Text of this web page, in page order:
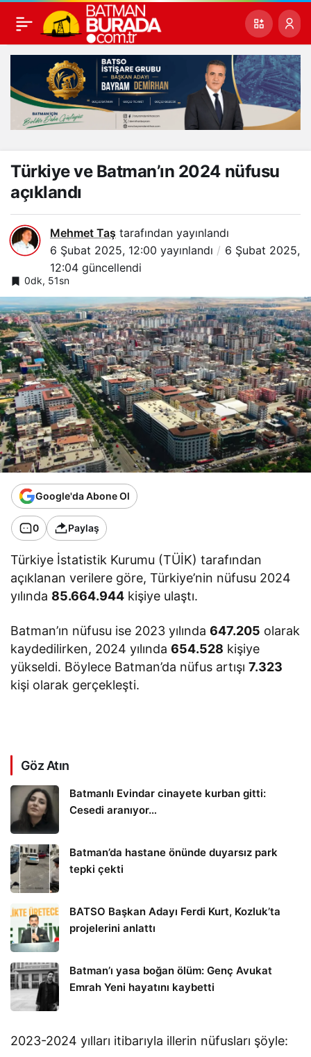
Türkiye ve Batman’ın 2024 nüfusu
açıklandı
Mehmet Taş tarafından yayınlandı
6 Şubat 2025, 12:00 yayınlandı
6 Şubat 2025,
12:04 güncellendi
0dk, 51sn
Google'da Abone Ol
0 Paylaş
Türkiye İstatistik Kurumu (TÜİK) tarafından
açıklanan verilere göre, Türkiye’nin nüfusu 2024
yılında 85.664.944 kişiye ulaştı.
Batman’ın nüfusu ise 2023 yılında647.205 olarak
kaydedilirken, 2024 yılında654.528 kişiye
yükseldi. Böylece Batman’da nüfus artışı7.323
kişi olarak gerçekleşti.
Göz Atın
Batmanlı Evindar cinayete kurban gitti:
Cesedi aranıyor…
Batman’da hastane önünde duyarsız park
tepki çekti
BATSO Başkan Adayı Ferdi Kurt, Kozluk’ta
projelerini anlattı
Batman’ı yasa boğan ölüm: Genç Avukat
Emrah Yeni hayatını kaybetti
2023-2024 yılları itibarıyla illerin nüfusları şöyle: